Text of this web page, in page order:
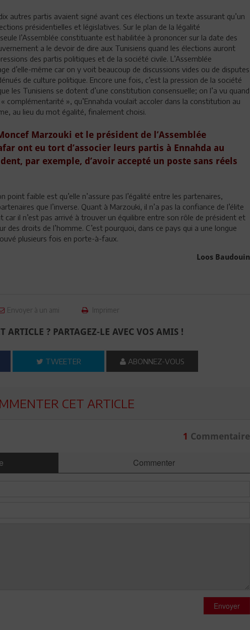
autres partis avaient signé avant ces élections un texte assurant qu’un
présidentielles et législatives. Sur le plan de la légalité
l’Assemblée constituante est habilitée à prononcer sur la date des
a le devoir de dire aux Tunisiens quand les élections auront
des partis politiques et de la société civile. L’Assemblée
d’elle-même car on y voit beaucoup de discussions vides ou de disputes
de culture politique. Encore une fois, c’est la pression de la société
les Tunisiens se dotent d’une constitution consensuelle; on l’a vu quand
complémentarité », qu’Ennahda voulait accoler dans la constitution au
au lieu du mot égalité, finalement choisi.
Marzouki et le président de l’Assemblée
ont eu tort d’associer leurs partis à Ennahda au
par exemple, d’avoir accepté un poste sans réels
faible est qu’elle n’assure pas l’égalité entre les partenaires,
que l’inverse. Quant à Marzouki, il n’a pas la confiance de l’élite
il n’est pas arrivé à trouver un équilibre entre son rôle de président et
des droits de l’homme. C’est pourquoi, dans ce pays qui a une longue
plusieurs fois en porte-à-faux.
Loos Baudouin
Envoyer à un ami Imprimer
ARTICLE ? PARTAGEZ-LE AVEC VOS AMIS !
TWEETER ABONNEZ-VOUS
CET ARTICLE
1 Commentaire
Commenter
Envoyer